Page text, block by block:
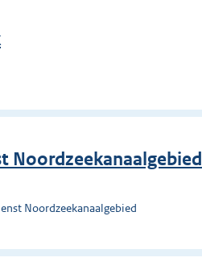
Noordzeekanaalgebied
Noordzeekanaalgebied